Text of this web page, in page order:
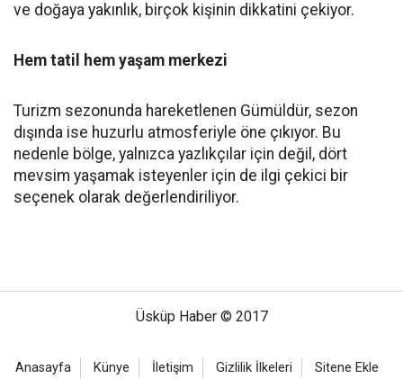
ve doğaya yakınlık, birçok kişinin dikkatini çekiyor.
Hem tatil hem yaşam merkezi
Turizm sezonunda hareketlenen Gümüldür, sezon
dışında ise huzurlu atmosferiyle öne çıkıyor. Bu
nedenle bölge, yalnızca yazlıkçılar için değil, dört
mevsim yaşamak isteyenler için de ilgi çekici bir
seçenek olarak değerlendiriliyor.
Üsküp Haber © 2017
Anasayfa Künye İletişim Gizlilik İlkeleri Sitene Ekle